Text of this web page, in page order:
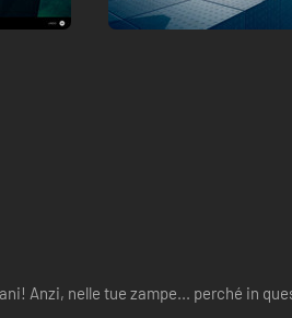
Anzi, nelle tue zampe... perché in